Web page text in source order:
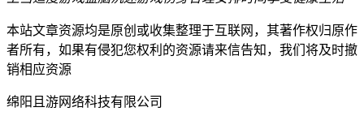
本站文章资源均是原创或收集整理于互联网，其著作权归原作
者所有，如果有侵犯您权利的资源请来信告知，我们将及时撤
销相应资源
绵阳且游网络科技有限公司